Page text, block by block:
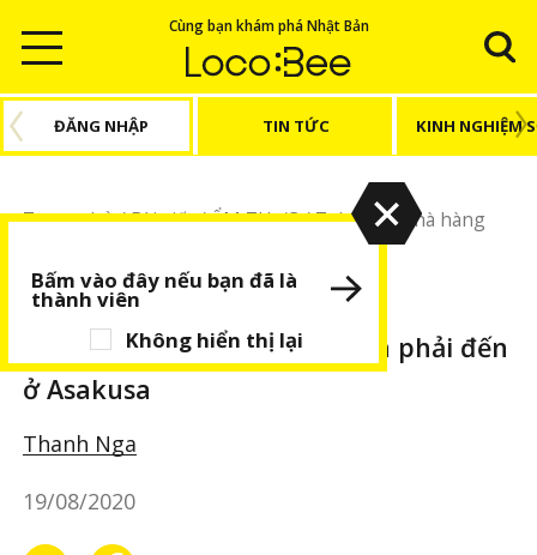
Cùng bạn khám phá Nhật Bản
ĐĂNG NHẬP TIN TỨC KINH NGHIỆM
Trang chủ/Bài viết/ẨM THỰC/Tokyo /3 nhà hàng
ẨM THỰC Tokyo BÀI VIẾT NỔI BẬT
3 nhà hàng lâu đời nhất định phải đến
ở Asakusa
Thanh Nga
19/08/2020
Không hiển thị lại
Bấm vào đây nếu bạn đã là
thành viên